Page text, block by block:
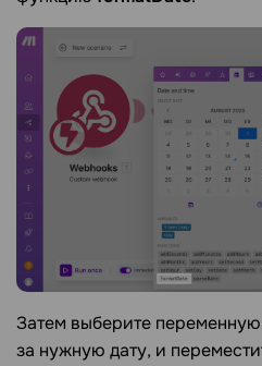
Затем выберите
за нужную дату, и